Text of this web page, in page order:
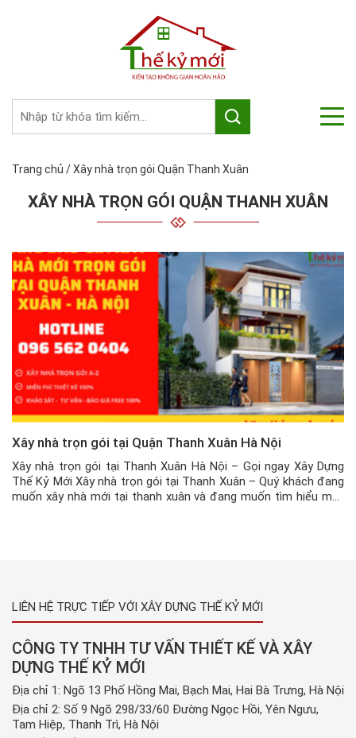
Trang chủ /Xây nhà trọn gói Quận Thanh Xuân
XÂY NHÀ TRỌN GÓI QUẬN THANH XUÂN
Xây nhà trọn gói tại Quận Thanh Xuân Hà Nội
Xây nhà trọn gói tại Thanh Xuân Hà Nội – Gọi ngay Xây Dựng
Thế Kỷ Mới Xây nhà trọn gói tại Thanh Xuân – Quý khách đang
muốn xây nhà mới tại thanh xuân và đang muốn tìm hiểu một
LIÊN HỆ TRỰC TIẾP VỚI XÂY DỰNG THẾ KỶ MỚI
CÔNG TY TNHH TƯ VẤN THIẾT KẾ VÀ XÂY
DỰNG THẾ KỶ MỚI
Địa chỉ 1: Ngõ 13 Phố Hồng Mai, Bạch Mai, Hai Bà Trưng, Hà Nội
Địa chỉ 2: Số 9 Ngõ 298/33/60 Đường Ngọc Hồi, Yên Ngưu,
Tam Hiệp, Thanh Trì, Hà Nội